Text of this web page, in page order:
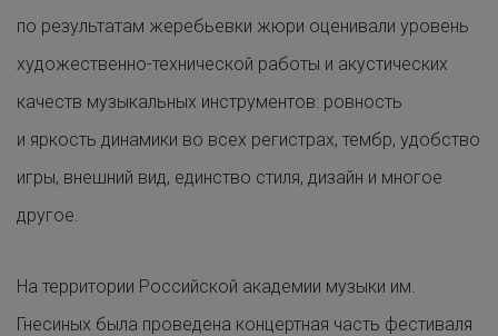
по результатам жеребьевки жюри оценивали уровень
художественно-технической работы и акустических
качеств музыкальных инструментов: ровность
и яркость динамики во всех регистрах, тембр, удобство
игры, внешний вид, единство стиля, дизайн и многое
другое.
На территории Российской академии музыки им.
Гнесиных была проведена концертная часть фестиваля